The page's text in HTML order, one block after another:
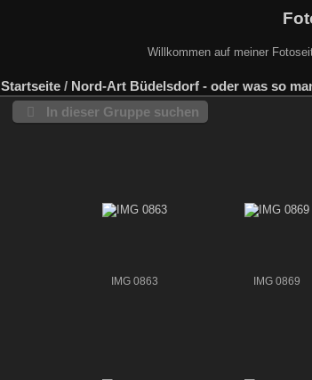
Willkommen auf meiner
Startseite / Nord-Art Büdelsdorf - oder was so
In dieser Gruppe suchen
IMG 0863 IMG 0869